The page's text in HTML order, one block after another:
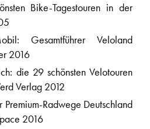
Bike-Tagestouren in der
Gesamtführer Veloland
2016
die 29 schönsten Velotouren
Verlag 2012
Premium-Radwege Deutschland
2016